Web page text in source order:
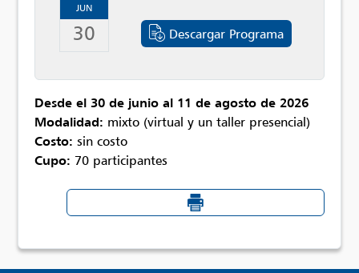
JUN
30 Descargar Programa
Desde el 30 de junio al 11 de agosto de 2026
Modalidad: mixto (virtual y un taller presencial)
Costo:sin costo
Cupo: 70 participantes